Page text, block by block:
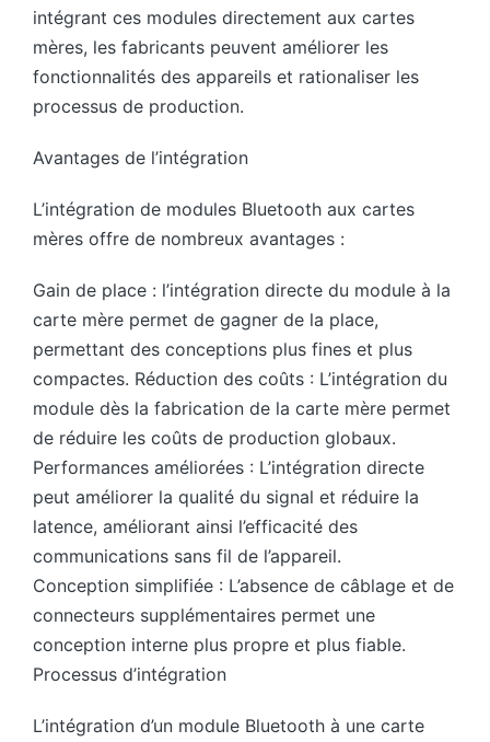
intégrant ces modules directement aux cartes
mères, les fabricants peuvent améliorer les
fonctionnalités des appareils et rationaliser les
processus de production.
Avantages de l’intégration
L’intégration de modules Bluetooth aux cartes
mères offre de nombreux avantages :
Gain de place : l’intégration directe du module à la
carte mère permet de gagner de la place,
permettant des conceptions plus fines et plus
compactes. Réduction des coûts : L’intégration du
module dès la fabrication de la carte mère permet
de réduire les coûts de production globaux.
Performances améliorées : L’intégration directe
peut améliorer la qualité du signal et réduire la
latence, améliorant ainsi l’efficacité des
communications sans fil de l’appareil.
Conception simplifiée : L’absence de câblage et de
connecteurs supplémentaires permet une
conception interne plus propre et plus fiable.
Processus d’intégration
L’intégration d’un module Bluetooth à une carte